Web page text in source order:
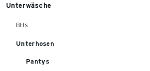
Unterwäsche
BHs
Unterhosen
Pantys